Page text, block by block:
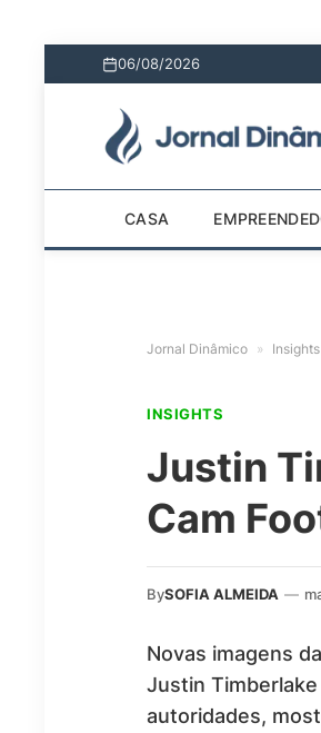
06/08/2026
CASA
Jornal Dinâmico » Insights
INSIGHTS
Justin
Cam
BySOFIA ALMEIDA —
Novas imagens
Justin
autoridades,